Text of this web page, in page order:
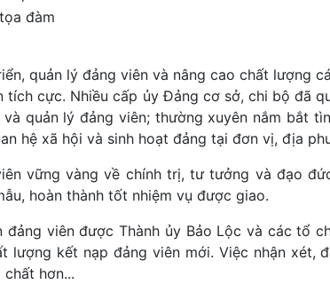
đàm
quản lý đảng viên và nâng cao chất lượng
tích cực. Nhiều cấp ủy Đảng cơ sở, chi bộ đã
quản lý đảng viên; thường xuyên nắm bắt
hệ xã hội và sinh hoạt đảng tại đơn vị, địa
vững vàng về chính trị, tư tưởng và đạo
hoàn thành tốt nhiệm vụ được giao.
viên được Thành ủy Bảo Lộc và các tổ
lượng kết nạp đảng viên mới. Việc nhận xét,
hơn...